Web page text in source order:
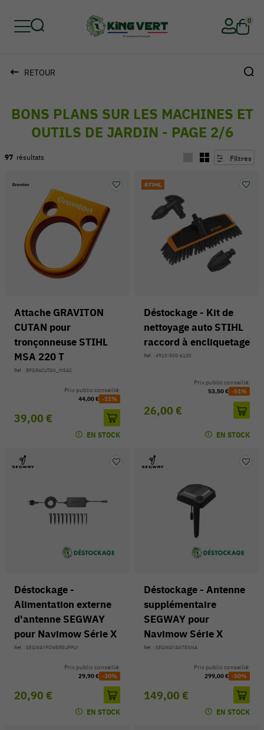
0
RETOUR
BONS PLANS SUR LES MACHINES ET
OUTILS DE JARDIN - PAGE 2/6
97 résultats Filtres
Attache GRAVITON
CUTAN pour
tronçonneuse STIHL
MSA 220 T
Réf. : BPGRACUTAN_MSA2
39,00 €
Prix public conseillé:
44,00 € -11%
EN STOCK
Déstockage - Kit de
nettoyage auto STIHL
raccord à encliquetage
Réf. : 4910-500-6100
26,00 €
Prix public conseillé:
53,50 € -51%
EN STOCK
Déstockage -
Alimentation externe
d'antenne SEGWAY
pour Navimow Série X
Réf. : SEGWAYPOWERSUPPLY
20,90 €
Prix public conseillé:
29,90 € -30%
EN STOCK
Déstockage - Antenne
supplémentaire
SEGWAY pour
Navimow Série X
Réf. : SEGWAYANTENNA
149,00 €
Prix public conseillé:
299,00 € -50%
EN STOCK